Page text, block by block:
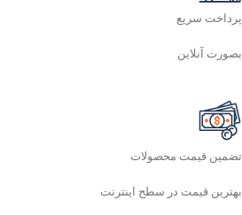
پرداخت سریع
بصورت آنلاین
تضمین قیمت محصولات
بهترین قیمت در سطح اینترنت